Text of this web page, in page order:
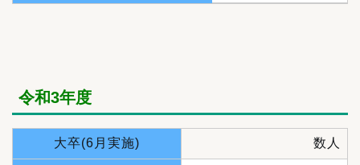
令和3年度
大卒(6月実施) 数人